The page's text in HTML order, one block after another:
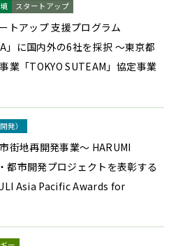
スタートアップ
トアップ 支援プログラム
」に国内外の6社を採択 ～東京都
業「TOKYO SUTEAM」協定事業
発）
街地再開発事業～ HARUMI
市開発プロジェクトを表彰する
Asia Pacific Awards for